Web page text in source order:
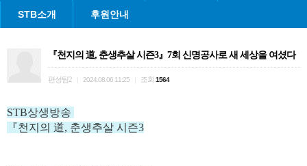
STB소개 후원안내
『천지의 道, 춘생추살 시즌3』7회 신명공사로 새 세상을 여셨다
편성팀2 2024.08.06 11:25 조회 1564
STB상생방송
『천지의 道, 춘생추살 시즌3